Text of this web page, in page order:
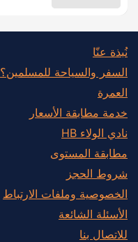
نُبذة عنّا
السفر والسياحة للمسلمين؟
العمرة
خدمة مطابقة الأسعار
نادي الولاء HB
مطابقة المستوى
شروط الحجز
الخصوصية وملفات الارتباط
الأسئلة الشائعة
للاتصال بنا